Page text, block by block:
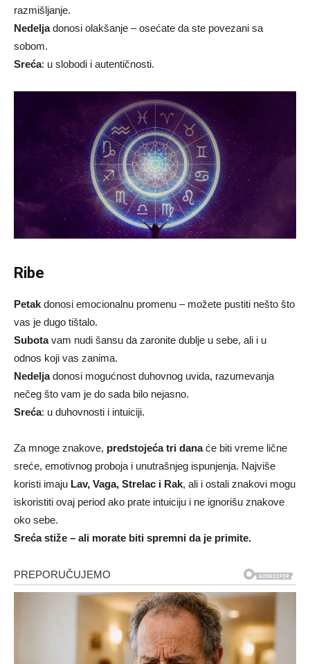
razmišljanje.
Nedeljadonosi olakšanje – osećate da ste povezani sa
sobom.
Sreća: u slobodi i autentičnosti.
Ribe
Petak donosi emocionalnu promenu – možete pustiti nešto što
vas je dugo tištalo.
Subotavam nudi šansu da zaronite dublje u sebe, ali i u
odnos koji vas zanima.
Nedeljadonosi mogućnost duhovnog uvida, razumevanja
nečeg što vam je do sada bilo nejasno.
Sreća: u duhovnosti i intuiciji.
Za mnoge znakove, predstojeća tri danaće biti vreme lične
sreće, emotivnog proboja i unutrašnjeg ispunjenja. Najviše
koristi imaju Lav, Vaga, Strelac i Rak, ali i ostali znakovi mogu
iskoristiti ovaj period ako prate intuiciju i ne ignorišu znakove
oko sebe.
Sreća stiže – ali morate biti spremni da je primite.